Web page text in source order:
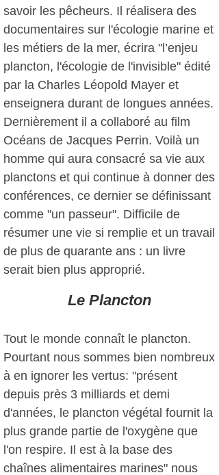
savoir les pêcheurs. Il réalisera des
documentaires sur l'écologie marine et
les métiers de la mer, écrira "l’enjeu
plancton, l'écologie de l'invisible" édité
par la Charles Léopold Mayer et
enseignera durant de longues années.
Dernièrement il a collaboré au film
Océans de Jacques Perrin. Voilà un
homme qui aura consacré sa vie aux
planctons et qui continue à donner des
conférences, ce dernier se définissant
comme "un passeur". Difficile de
résumer une vie si remplie et un travail
de plus de quarante ans : un livre
serait bien plus approprié.
Le Plancton
Tout le monde connaît le plancton.
Pourtant nous sommes bien nombreux
à en ignorer les vertus: "présent
depuis près 3 milliards et demi
d'années, le plancton végétal fournit la
plus grande partie de l'oxygène que
l'on respire. Il est à la base des
chaînes alimentaires marines" nous